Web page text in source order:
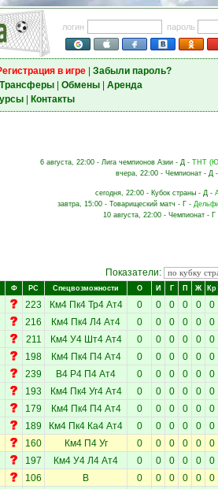
логин
пароль
в игре| Забыли пароль?
Трансферы| Обмены| Аренда
| Контакты
6 августа, 22:00 - Лига чемпионов Азии - Д - ТНТ
вчера, 22:00 - Чемпионат - Д -
сегодня, 22:00 - Кубок страны - Д -
завтра, 15:00 - Товарищеский матч - Г -
10 августа, 22:00 - Чемпионат - Г
Показатели:
Ф РС Спецвозможности О И Г П Ж Кр
223 Км4 Пк4 Тр4 Ат4 0 0 0 0 0 0
216 Км4 Пк4 Л4 Ат4 0 0 0 0 0 0
211 Км4 У4 Шт4 Ат4 0 0 0 0 0 0
198 Км4 Пк4 П4 Ат4 0 0 0 0 0 0
239 В4 Р4 П4 Ат4 0 0 0 0 0 0
193 Км4 Пк4 Уг4 Ат4 0 0 0 0 0 0
179 Км4 Пк4 П4 Ат4 0 0 0 0 0 0
189 Км4 Пк4 Ка4 Ат4 0 0 0 0 0 0
160 Км4 П4 Уг 0 0 0 0 0 0
197 Км4 У4 Л4 Ат4 0 0 0 0 0 0
106 В 0 0 0 0 0 0